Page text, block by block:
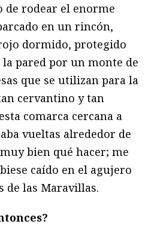
de rodear el enorme
en un rincón,
dormido, protegido
la pared por un monte de
que se utilizan para la
cervantino y tan
comarca cercana a
vueltas alrededor de
bien qué hacer; me
caído en el agujero
de las Maravillas.